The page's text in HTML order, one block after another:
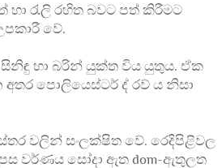
රැලි රහිත බවට පත් කිරීමට
වේ.
හා බරින් යුක්ත විය යුතුය. ඒක
පොලියෙස්ටර් ද් රව් ය නිසා
වලින් සංලක්ෂිත වේ. රෙදිපිළිවල
වර්ණය සෝදා ඇත dom-ඇතුලත